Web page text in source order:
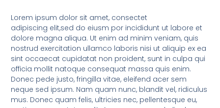
Lorem ipsum dolor sit amet, consectet
adipiscing elit,sed do eiusm por incididunt ut labore et
dolore magna aliqua. Ut enim ad minim veniam, quis
nostrud exercitation ullamco laboris nisi ut aliquip ex ea
sint occaecat cupidatat non proident, sunt in culpa qui
officia mollit natoque consequat massa quis enim.
Donec pede justo, fringilla vitae, eleifend acer sem
neque sed ipsum. Nam quam nunc, blandit vel, ridiculus
mus. Donec quam felis, ultricies nec, pellentesque eu,